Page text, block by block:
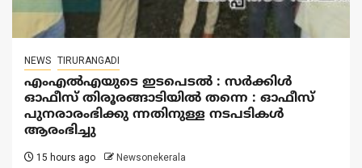
NEWS TIRURANGADI
എംഎൽഎയുടെ ഇടപെടൽ : സര്‍ക്കിള്‍
ഓഫീസ് തിരൂരങ്ങാടിയിൽ തന്നെ : ഓഫീസ്
പുനരാരംഭിക്കു ന്നതിനുള്ള നടപടികൾ
ആരംഭിച്ചു
15 hours ago Newsonekerala